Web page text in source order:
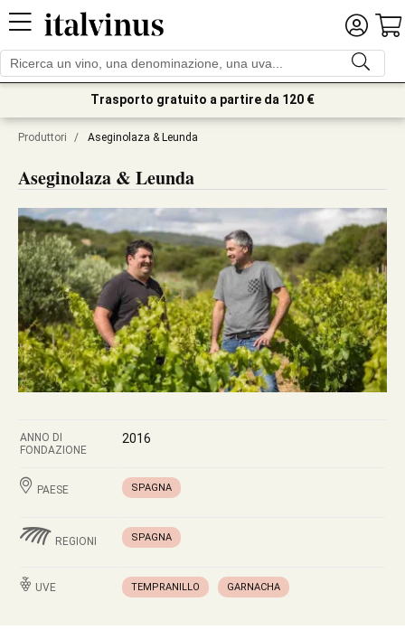
Trasporto gratuito a partire da 120 €
Produttori / Aseginolaza & Leunda
Aseginolaza & Leunda
ANNO DI
FONDAZIONE
2016
PAESE SPAGNA
REGIONI SPAGNA
UVE TEMPRANILLO GARNACHA